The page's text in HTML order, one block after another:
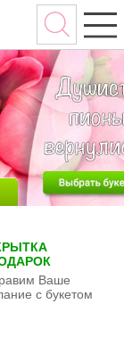
Ваше
с букетом